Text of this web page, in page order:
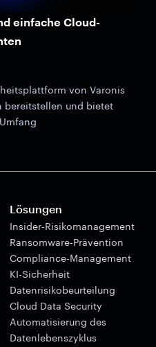
einfache Cloud-
von Varonis
bereitstellen und bietet
Lösungen
Insider-Risikomanagement
Ransomware-Prävention
Compliance-Management
KI-Sicherheit
Datenrisikobeurteilung
Cloud Data Security
Automatisierung des
Datenlebenszyklus